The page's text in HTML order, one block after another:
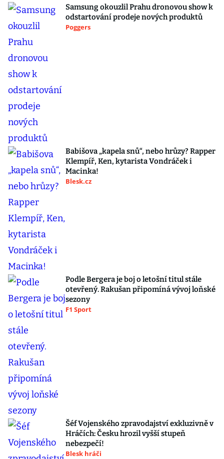
Samsung okouzlil Prahu dronovou show k
odstartování prodeje nových produktů
Poggers
Babišova „kapela snů“, nebo hrůzy? Rapper
Klempíř, Ken, kytarista Vondráček i
Macinka!
Blesk.cz
Podle Bergera je boj o letošní titul stále
otevřený. Rakušan připomíná vývoj loňské
sezony
F1 Sport
Šéf Vojenského zpravodajství exkluzivně v
Hráčích: Česku hrozil vyšší stupeň
nebezpečí!
Blesk hráči